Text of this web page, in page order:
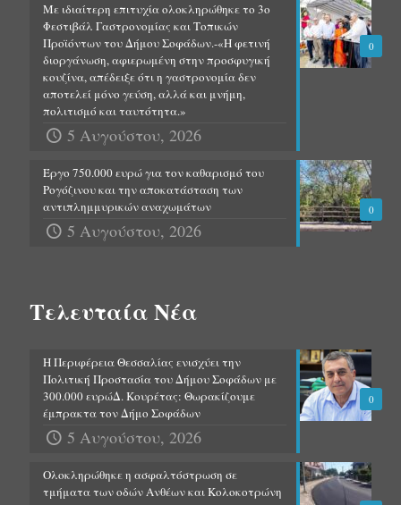
0
Με ιδιαίτερη επιτυχία ολοκληρώθηκε το 3ο
Φεστιβάλ Γαστρονομίας και Τοπικών
Προϊόντων του Δήμου Σοφάδων.-«Η φετινή
διοργάνωση, αφιερωμένη στην προσφυγική
κουζίνα, απέδειξε ότι η γαστρονομία δεν
αποτελεί μόνο γεύση, αλλά και μνήμη,
πολιτισμό και ταυτότητα.»
5 Αυγούστου, 2026
0
Έργο 750.000 ευρώ για τον καθαρισμό του
Ρογόζινου και την αποκατάσταση των
αντιπλημμυρικών αναχωμάτων
5 Αυγούστου, 2026
Τελευταία Νέα
0
Η Περιφέρεια Θεσσαλίας ενισχύει την
Πολιτική Προστασία του Δήμου Σοφάδων με
300.000 ευρώΔ. Κουρέτας: Θωρακίζουμε
έμπρακτα τον Δήμο Σοφάδων
5 Αυγούστου, 2026
Ολοκληρώθηκε η ασφαλτόστρωση σε
τμήματα των οδών Ανθέων και Κολοκοτρώνη